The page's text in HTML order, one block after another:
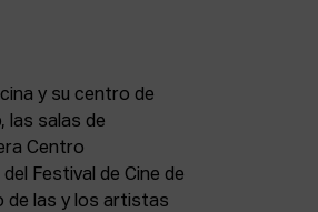
y su centro de
las salas de
Centro
Festival de Cine de
de las y los artistas